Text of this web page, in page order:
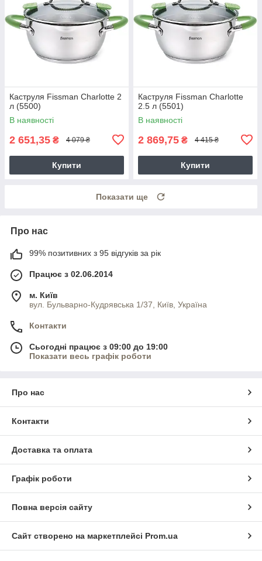
Каструля Fissman Charlotte 2
л (5500)
В наявності
2 651,35 ₴ 4 079 ₴
Купити
Каструля Fissman Charlotte
2.5 л (5501)
В наявності
2 869,75 ₴ 4 415 ₴
Купити
Показати ще
Про нас
99% позитивних з 95 відгуків за рік
Працює з 02.06.2014
м. Київ
вул. Бульварно-Кудрявська 1/37, Київ, Україна
Контакти
Сьогодні працює з 09:00 до 19:00
Показати весь графік роботи
Про нас
Контакти
Доставка та оплата
Графік роботи
Повна версія сайту
Сайт створено на маркетплейсі Prom.ua